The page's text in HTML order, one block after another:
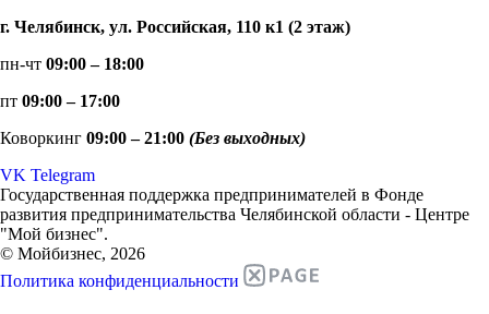
г. Челябинск, ул. Российская, 110 к1 (2 этаж)
пн-чт 09:00 – 18:00
пт 09:00 – 17:00
Коворкинг 09:00 – 21:00 (Без выходных)
VK Telegram
Государственная поддержка предпринимателей в Фонде
развития предпринимательства Челябинской области - Центре
"Мой бизнес".
© Мойбизнес, 2026
Политика конфиденциальности